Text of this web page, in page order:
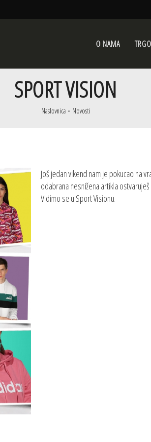
O NAMA
SPORT VISION
Naslovnica Novosti
Još jedan vikend nam je pokucao na
odabrana nesnižena artikla
Vidimo se u Sport Visionu.